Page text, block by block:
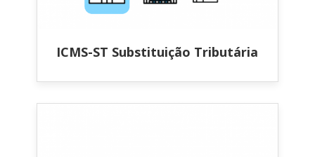
ICMS-ST Substituição Tributária